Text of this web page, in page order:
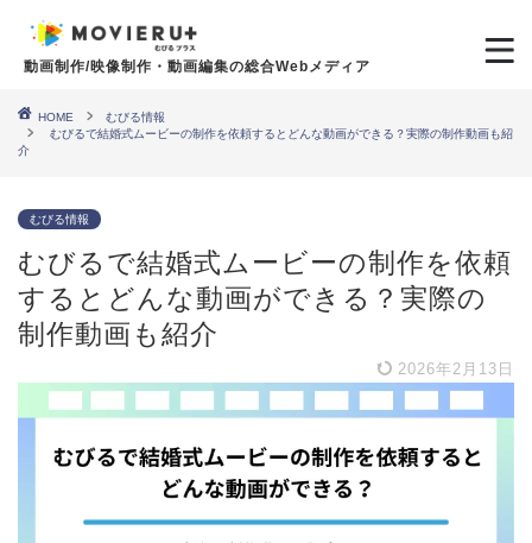
動画制作/映像制作・動画編集の総合Webメディア
HOME
むびる情報
むびるで結婚式ムービーの制作を依頼するとどんな動画ができる？実際の制作動画も紹
介
むびる情報
むびるで結婚式ムービーの制作を依頼
するとどんな動画ができる？実際の
制作動画も紹介
2026年2月13日